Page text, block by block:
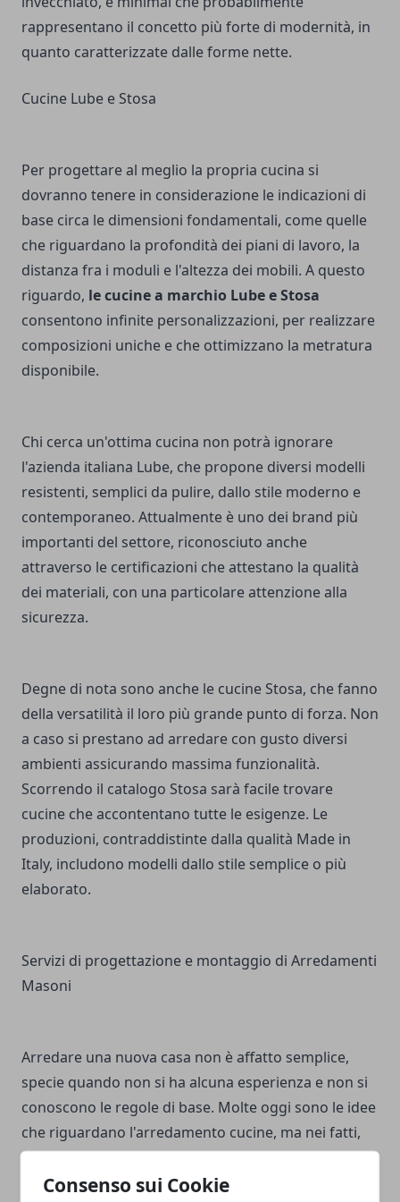
Consenso sui Cookie
rappresentano il concetto più forte di modernità, in
quanto caratterizzate dalle forme nette.
Cucine Lube e Stosa
Per progettare al meglio la propria cucina si
dovranno tenere in considerazione le indicazioni di
base circa le dimensioni fondamentali, come quelle
che riguardano la profondità dei piani di lavoro, la
distanza fra i moduli e l'altezza dei mobili. A questo
riguardo, le cucine a marchio Lubee Stosa
consentono infinite personalizzazioni, per realizzare
composizioni uniche e che ottimizzano la metratura
disponibile.
Chi cerca un'ottima cucina non potrà ignorare
l'azienda italiana Lube, che propone diversi modelli
resistenti, semplici da pulire, dallo stile moderno e
contemporaneo. Attualmente è uno dei brand più
importanti del settore, riconosciuto anche
attraverso le certificazioni che attestano la qualità
dei materiali, con una particolare attenzione alla
sicurezza.
Degne di nota sono anche le cucine Stosa, che fanno
della versatilità il loro più grande punto di forza. Non
a caso si prestano ad arredare con gusto diversi
ambienti assicurando massima funzionalità.
Scorrendo il catalogo Stosa sarà facile trovare
cucine che accontentano tutte le esigenze. Le
produzioni, contraddistinte dalla qualità Made in
Italy, includono modelli dallo stile semplice o più
elaborato.
Servizi di progettazione e montaggio di Arredamenti
Masoni
Arredare una nuova casa non è affatto semplice,
specie quando non si ha alcuna esperienza e non si
conoscono le regole di base. Molte oggi sono le idee
che riguardano l'arredamento cucine, ma nei fatti,
per via delle caratteristiche strutturali della stanza
interessata, non sempre possono essere attuate.